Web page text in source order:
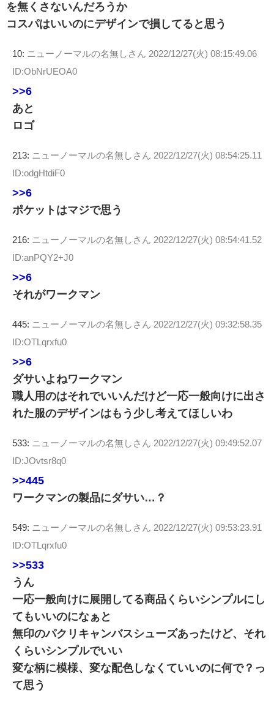
を無くさないんだろうか
コスパはいいのにデザインで損してると思う
10: ニューノーマルの名無しさん
2022/12/27(火) 08:15:49.06
ID:ObNrUEOA0
>>6
あと
ロゴ
213: ニューノーマルの名無しさん
2022/12/27(火) 08:54:25.11
ID:odgHtdiF0
>>6
ポケットはマジで思う
216: ニューノーマルの名無しさん
2022/12/27(火) 08:54:41.52
ID:anPQY2+J0
>>6
それがワークマン
445: ニューノーマルの名無しさん
2022/12/27(火) 09:32:58.35
ID:OTLqrxfu0
>>6
ダサいよねワークマン
職人用のはそれでいいんだけど一応一般向けに出さ
れた服のデザインはもう少し考えてほしいわ
533: ニューノーマルの名無しさん
2022/12/27(火) 09:49:52.07
ID:JOvtsr8q0
>>445
ワークマンの製品にダサい…？
549: ニューノーマルの名無しさん
2022/12/27(火) 09:53:23.91
ID:OTLqrxfu0
>>533
うん
一応一般向けに展開してる商品くらいシンプルにし
てもいいのになぁと
無印のパクリキャンバスシューズあったけど、それ
くらいシンプルでいい
変な柄に模様、変な配色しなくていいのに何で？っ
て思う